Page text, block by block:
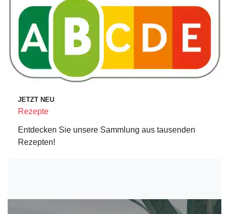
JETZT NEU
Rezepte
Entdecken Sie unsere Sammlung aus tausenden
Rezepten!